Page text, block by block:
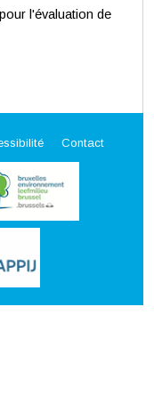
l'évaluation de
Contact